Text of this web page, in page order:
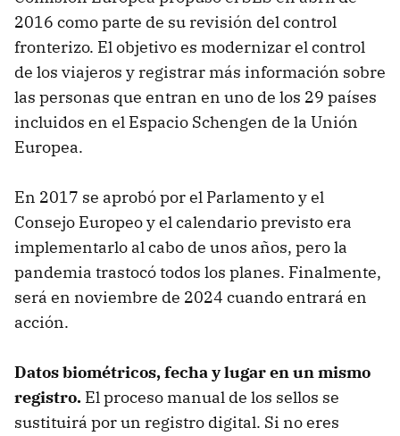
2016 como parte de su revisión del control
fronterizo. El objetivo es modernizar el control
de los viajeros y registrar más información sobre
las personas que entran en uno de los 29 países
incluidos en el Espacio Schengen de la Unión
Europea.
En 2017 se aprobó por el Parlamento y el
Consejo Europeo y el calendario previsto era
implementarlo al cabo de unos años, pero la
pandemia trastocó todos los planes. Finalmente,
será en noviembre de 2024 cuando entrará en
acción.
Datos biométricos, fecha y lugar en un mismo
registro. El proceso manual de los sellos se
sustituirá por un registro digital. Si no eres